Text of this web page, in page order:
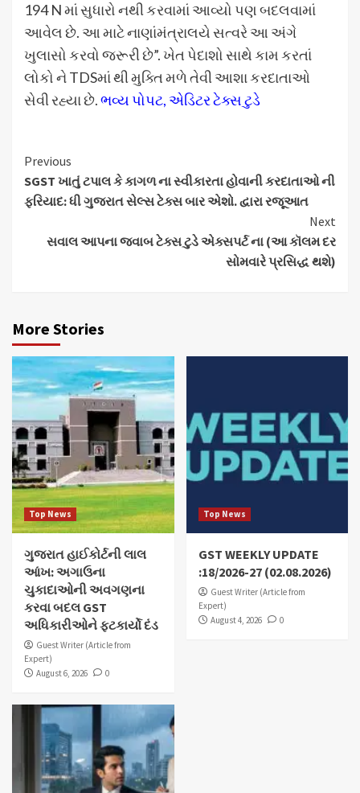
194 N માં સુધારો નથી કરવામાં આવ્યો પણ બદલવામાં
આવેલ છે. આ માટે નાણાંમંત્રાલયે સત્વરે આ અંગે
ખુલાસો કરવો જરૂરી છે”. ખેત પેદાશો સાથે કામ કરતાં
લોકો ને TDSમાં થી મુક્તિ મળે તેવી આશા કરદાતાઓ
સેવી રહ્યા છે.ભવ્ય પોપટ, એડિટર ટેક્સ ટુડે
Continue
Reading
Previous
SGST ખાતું ટપાલ કે કાગળ ના સ્વીકારતા હોવાની કરદાતાઓ ની
ફરિયાદ: ધી ગુજરાત સેલ્સ ટેક્સ બાર એશો. દ્વારા રજૂઆત
Next
સવાલ આપના જવાબ ટેક્સ ટુડે એક્સપર્ટ ના (આ કૉલમ દર
સોમવારે પ્રસિદ્ધ થશે)
More Stories
Top News
ગુજરાત હાઈકોર્ટની લાલ
આંખ: અગાઉના
ચુકાદાઓની અવગણના
કરવા બદલ GST
અધિકારીઓને ફટકાર્યો દંડ
Guest Writer (Article from
Expert)
August 6, 2026
0
Top News
GST WEEKLY UPDATE
:18/2026-27 (02.08.2026)
Guest Writer (Article from
Expert)
August 4, 2026
0